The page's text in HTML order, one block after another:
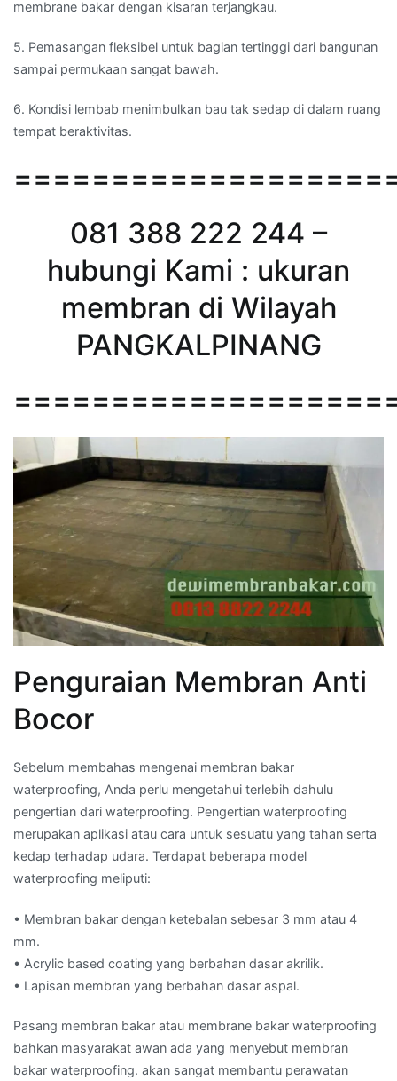
membrane bakar dengan kisaran terjangkau.
5. Pemasangan fleksibel untuk bagian tertinggi dari bangunan
sampai permukaan sangat bawah.
6. Kondisi lembab menimbulkan bau tak sedap di dalam ruang
tempat beraktivitas.
081 388 222 244 –
hubungi Kami : ukuran
membran di Wilayah
PANGKALPINANG
Penguraian Membran Anti
Bocor
Sebelum membahas mengenai membran bakar
waterproofing, Anda perlu mengetahui terlebih dahulu
pengertian dari waterproofing. Pengertian waterproofing
merupakan aplikasi atau cara untuk sesuatu yang tahan serta
kedap terhadap udara. Terdapat beberapa model
waterproofing meliputi:
• Membran bakar dengan ketebalan sebesar 3 mm atau 4
mm.
• Acrylic based coating yang berbahan dasar akrilik.
• Lapisan membran yang berbahan dasar aspal.
Pasang membran bakar atau membrane bakar waterproofing
bahkan masyarakat awan ada yang menyebut membran
bakar waterproofing. akan sangat membantu perawatan